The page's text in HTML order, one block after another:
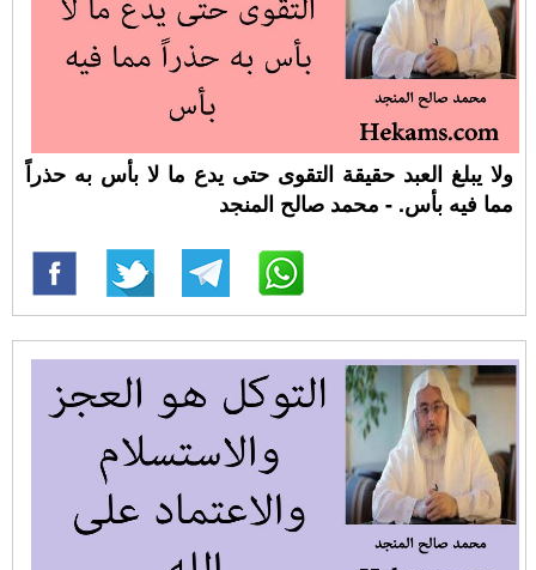
ولا يبلغ العبد حقيقة التقوى حتى يدع ما لا بأس به حذراً
مما فيه بأس. - محمد صالح المنجد